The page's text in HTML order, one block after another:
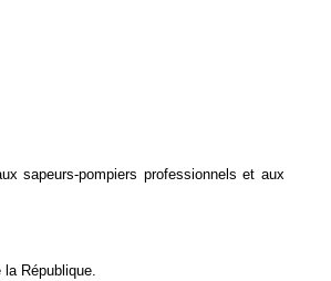
sapeurs-pompiers professionnels et aux
République.